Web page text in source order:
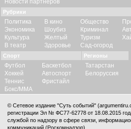
Новости партнеров
Рубрики
Политика
Экономика
Культура
В театр
В кино
Шоубиз
Желтый
Здоровье
Общество
Криминал
Туризм
Сад-огород
Спорт
Футбол
Хоккей
Теннис
Бокс/ММА
Баскетбол
Автоспорт
Фристайл
Регионы
Татарстан
Белоруссия
© Сетевое издание "Суть событий"
регистрации Эл № ФС77-62778 от 18.08.2015
службой по надзору в сфере связи,
коммуникаций (Роскомнадзор).